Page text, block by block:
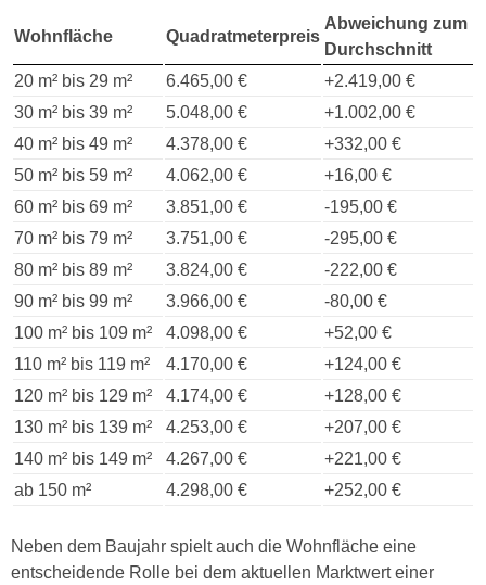
Wohnfläche Quadratmeterpreis
Abweichung zum
Durchschnitt
20 m² bis 29 m²
6.465,00 €
+2.419,00 €
30 m² bis 39 m²
5.048,00 €
+1.002,00 €
40 m² bis 49 m²
4.378,00 €
+332,00 €
50 m² bis 59 m²
4.062,00 €
+16,00 €
60 m² bis 69 m²
3.851,00 €
-195,00 €
70 m² bis 79 m²
3.751,00 €
-295,00 €
80 m² bis 89 m²
3.824,00 €
-222,00 €
90 m² bis 99 m²
3.966,00 €
-80,00 €
100 m² bis 109 m²
4.098,00 €
+52,00 €
110 m² bis 119 m²
4.170,00 €
+124,00 €
120 m² bis 129 m²
4.174,00 €
+128,00 €
130 m² bis 139 m²
4.253,00 €
+207,00 €
140 m² bis 149 m²
4.267,00 €
+221,00 €
ab 150 m²
4.298,00 € +252,00 €
Neben dem Baujahr spielt auch die Wohnfläche eine
entscheidende Rolle bei dem aktuellen Marktwert einer